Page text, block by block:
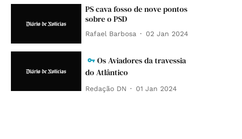
PS cava fosso de nove pontos
sobre o PSD
Rafael Barbosa 02 Jan 2024
Os Aviadores da travessia
do Atlântico
Redação DN 01 Jan 2024